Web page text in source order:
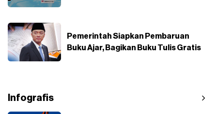
Pemerintah Siapkan Pembaruan
Buku Ajar, Bagikan Buku Tulis Gratis
Infografis